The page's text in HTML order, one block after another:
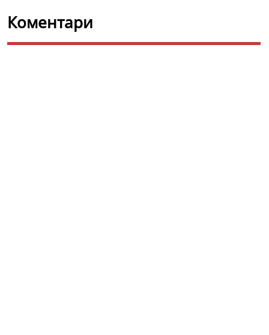
Коментари